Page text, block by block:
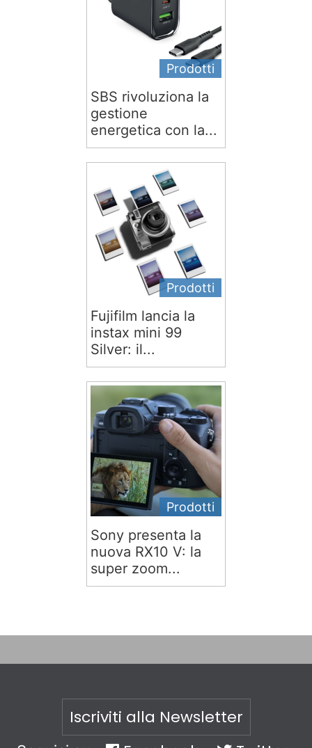
Prodotti
SBS rivoluziona la
gestione
energetica con la...
Prodotti
Fujifilm lancia la
instax mini 99
Silver: il...
Prodotti
Sony presenta la
nuova RX10 V: la
super zoom...
Iscriviti alla Newsletter